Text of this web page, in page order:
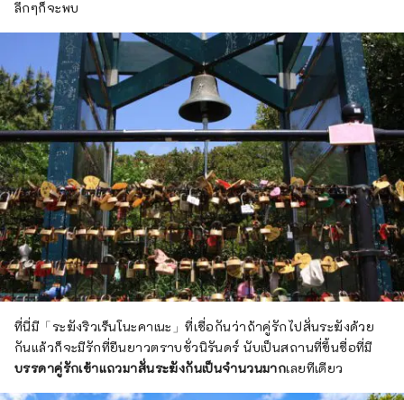
ลึกๆก็จะพบ
ที่นี่มี「ระฆังริวเร็นโนะคาเนะ」ที่เชื่อกันว่าถ้าคู่รักไปสั่นระฆังด้วย
กันแล้วก็จะมีรักที่ยืนยาวตราบชั่วนิรันดร์ นับเป็นสถานที่ขึ้นชื่อที่มี
บรรดาคู่รักเข้าแถวมาสั่นระฆังกันเป็นจำนวนมากเลยทีเดียว